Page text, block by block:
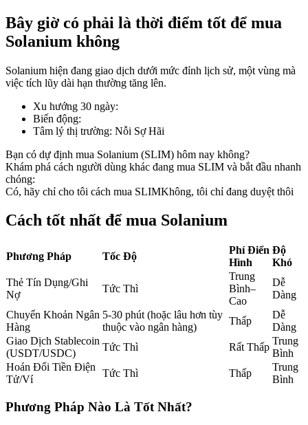
TradFi
USDC Futures vĩnh cửu
Futures sử dụng USDC làm tài sản thế chấp
Sao chép Giao dịch
Bây giờ có phải là thời điểm tốt để mua
Solanium không
Solanium hiện đang giao dịch dưới mức đỉnh lịch sử, một vùng mà
việc tích lũy dài hạn thường tăng lên.
Xu hướng 30 ngày:
Biến động:
Tâm lý thị trường: Nỗi Sợ Hãi
Bạn có dự định mua Solanium (SLIM) hôm nay không?
Khám phá cách người dùng khác đang mua SLIM và bắt đầu nhanh
chóng:
Có, hãy chỉ cho tôi cách mua SLIMKhông, tôi chỉ đang duyệt thôi
Cách tốt nhất để mua Solanium
Phương Pháp Tốc Độ
Phí Điển
Hình
Độ
Khó
Thẻ Tín Dụng/Ghi
Nợ
Tức Thì
Trung
Bình–
Cao
Dễ
Dàng
Chuyển Khoản Ngân
Hàng
5-30 phút (hoặc lâu hơn tùy
thuộc vào ngân hàng)
Thấp
Dễ
Dàng
Giao Dịch Stablecoin
(USDT/USDC)
Tức Thì Rất Thấp
Trung
Bình
Hoán Đổi Tiền Điện
Tử/Ví
Tức Thì Thấp
Trung
Bình
Phương Pháp Nào Là Tốt Nhất?